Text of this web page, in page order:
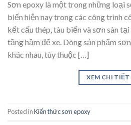
Sơn epoxy là một trong những loại
biến hiện nay trong các công trình
kết cấu thép, tàu biển và sơn sàn tại
tầng hầm để xe. Dòng sản phẩm
khác nhau, tùy thuộc […]
XEM CHI TIẾT
Posted inKiến thức sơn epoxy